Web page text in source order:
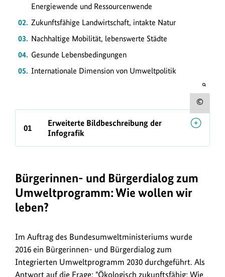
Energiewende und Ressourcenwende
Zukunftsfähige Landwirtschaft, intakte Natur
Nachhaltige Mobilität, lebenswerte Städte
Gesunde Lebensbedingungen
Internationale Dimension von Umweltpolitik
öffnet
Bild
zum
01
Erweiterte Bildbeschreibung der
Infografik
Bürgerinnen- und Bürgerdialog zum
Umweltprogramm: Wie wollen wir
leben?
Im Auftrag des Bundesumweltministeriums wurde
2016 ein Bürgerinnen- und Bürgerdialog zum
Integrierten Umweltprogramm 2030 durchgeführt. Als
Antwort auf die Frage: "Ökologisch zukunftsfähig: Wie